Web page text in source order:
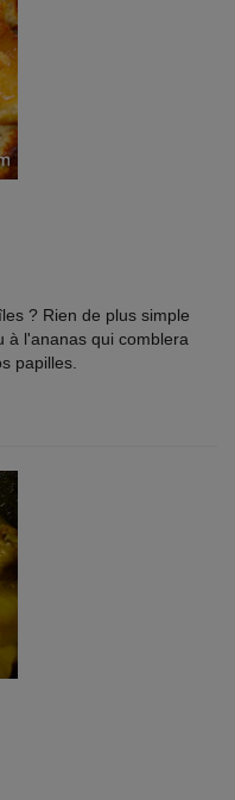
? Rien de plus simple
à l'ananas qui comblera
papilles.